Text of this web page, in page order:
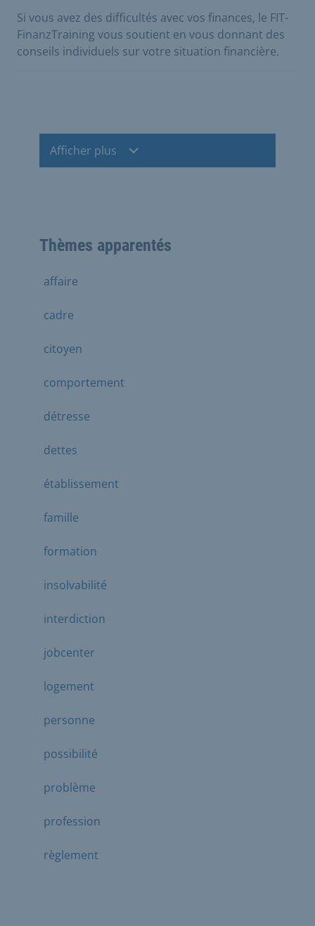
Si vous avez des difficultés avec vos finances, le FIT-
FinanzTraining vous soutient en vous donnant des
conseils individuels sur votre situation financière.
Afficher plus
Thèmes apparentés
affaire
cadre
citoyen
comportement
détresse
dettes
établissement
famille
formation
insolvabilité
interdiction
jobcenter
logement
personne
possibilité
problème
profession
règlement